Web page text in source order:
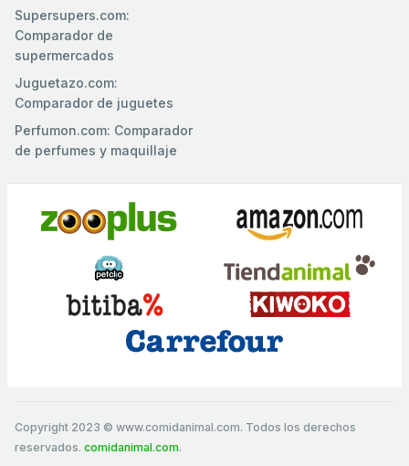
Supersupers.com:
Comparador de
supermercados
Juguetazo.com:
Comparador de juguetes
Perfumon.com: Comparador
de perfumes y maquillaje
Copyright 2023 © www.comidanimal.com. Todos los derechos
reservados. comidanimal.com.